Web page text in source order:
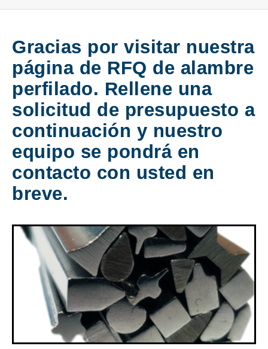
Gracias por visitar nuestra
página de RFQ de alambre
perfilado. Rellene una
solicitud de presupuesto a
continuación y nuestro
equipo se pondrá en
contacto con usted en
breve.